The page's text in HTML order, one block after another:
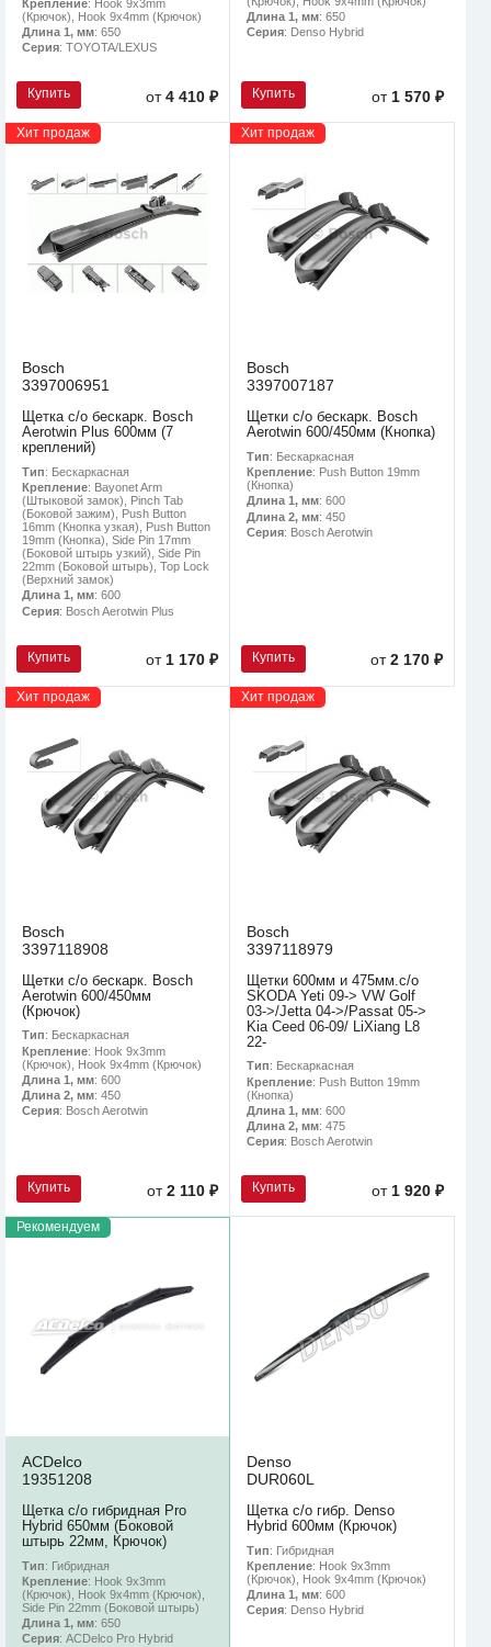
Крепление: Hook 9x3mm
(Крючок), Hook 9x4mm (Крючок)
Длина 1, мм: 650
Серия: TOYOTA/LEXUS
Купить от4 410 ₽
Длина 1, мм: 650
Серия: Denso Hybrid
Купить от 1 570 ₽
Хит продаж
Bosch
3397006951
Щетка с/о бескарк. Bosch
Aerotwin Plus 600мм (7
креплений)
Тип: Бескаркасная
Крепление: Bayonet Arm
(Штыковой замок), Pinch Tab
(Боковой зажим), Push Button
16mm (Кнопка узкая), Push Button
19mm (Кнопка), Side Pin 17mm
(Боковой штырь узкий), Side Pin
22mm (Боковой штырь), Top Lock
(Верхний замок)
Длина 1, мм: 600
Серия: Bosch Aerotwin Plus
Купить от1 170 ₽
Хит продаж
Bosch
3397007187
Щетки с/о бескарк. Bosch
Aerotwin 600/450мм (Кнопка)
Тип: Бескаркасная
Крепление: Push Button 19mm
(Кнопка)
Длина 1, мм: 600
Длина 2, мм: 450
Серия: Bosch Aerotwin
Купить от2 170 ₽
Хит продаж
Bosch
3397118908
Щетки с/о бескарк. Bosch
Aerotwin 600/450мм
(Крючок)
Тип: Бескаркасная
Крепление: Hook 9x3mm
(Крючок), Hook 9x4mm (Крючок)
Длина 1, мм: 600
Длина 2, мм: 450
Серия: Bosch Aerotwin
Купить от2 110 ₽
Хит продаж
Bosch
3397118979
Щетки 600мм и 475мм.с/о
SKODA Yeti 09-> VW Golf
03->/Jetta 04->/Passat 05->
Kia Ceed 06-09/ LiXiang L8
22-
Тип: Бескаркасная
Крепление: Push Button 19mm
(Кнопка)
Длина 1, мм: 600
Длина 2, мм: 475
Серия: Bosch Aerotwin
Купить от 1 920 ₽
Рекомендуем
ACDelco
19351208
Щетка с/о гибридная Pro
Hybrid 650мм (Боковой
штырь 22мм, Крючок)
Тип: Гибридная
Крепление: Hook 9x3mm
(Крючок), Hook 9x4mm (Крючок),
Side Pin 22mm (Боковой штырь)
Длина 1, мм: 650
Серия: ACDelco Pro Hybrid
Denso
DUR060L
Щетка с/о гибр. Denso
Hybrid 600мм (Крючок)
Тип: Гибридная
Крепление: Hook 9x3mm
(Крючок), Hook 9x4mm (Крючок)
Длина 1, мм: 600
Серия: Denso Hybrid